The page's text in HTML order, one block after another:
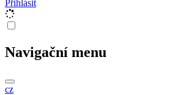
Přihlásit
Navigační menu
cz